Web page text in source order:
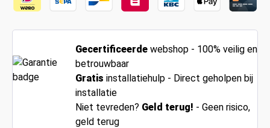
Gecertificeerdewebshop - 100% veilig en
betrouwbaar
Gratis installatiehulp - Direct geholpen bij
installatie
Niet tevreden? Geld terug! - Geen risico,
geld terug